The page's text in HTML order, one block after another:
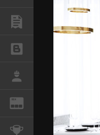
REN
КОНКУРСЫ